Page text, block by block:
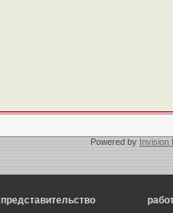
Powered by Invision
представительство